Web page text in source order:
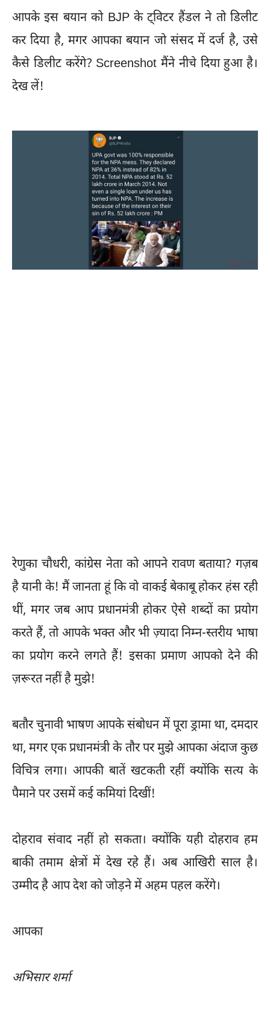
आपके इस बयान को BJP के ट्विटर हैंडल ने तो डिलीट
कर दिया है, मगर आपका बयान जो संसद में दर्ज है, उसे
कैसे डिलीट करेंगे? Screenshot मैंने नीचे दिया हुआ है।
देख लें!
रेणुका चौधरी, कांग्रेस नेता को आपने रावण बताया? गज़ब
है यानी के! मैं जानता हूं कि वो वाकई बेकाबू होकर हंस रही
थीं, मगर जब आप प्रधानमंत्री होकर ऐसे शब्दों का प्रयोग
करते हैं, तो आपके भक्त और भी ज़्यादा निम्न-स्तरीय भाषा
का प्रयोग करने लगते हैं! इसका प्रमाण आपको देने की
ज़रूरत नहीं है मुझे!
बतौर चुनावी भाषण आपके संबोधन में पूरा ड्रामा था, दमदार
था, मगर एक प्रधानमंत्री के तौर पर मुझे आपका अंदाज कुछ
विचित्र लगा। आपकी बातें खटकती रहीं क्योंकि सत्य के
पैमाने पर उसमें कई कमियां दिखीं!
दोहराव संवाद नहीं हो सकता। क्योंकि यही दोहराव हम
बाकी तमाम क्षेत्रों में देख रहे हैं। अब आखिरी साल है।
उम्मीद है आप देश को जोड़ने में अहम पहल करेंगे।
आपका
अभिसार शर्मा